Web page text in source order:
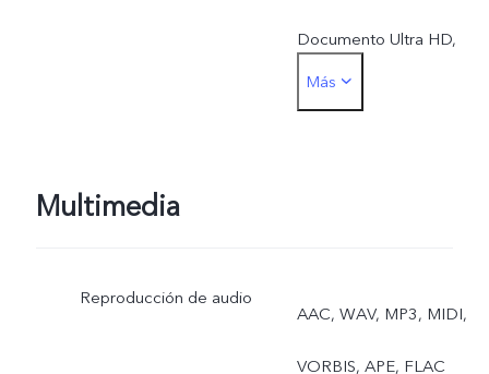
Documento Ultra HD,
Cámara lenta, Time-lapse,
Más
Multimedia
Reproducción de audio
AAC, WAV, MP3, MIDI,
VORBIS, APE, FLAC